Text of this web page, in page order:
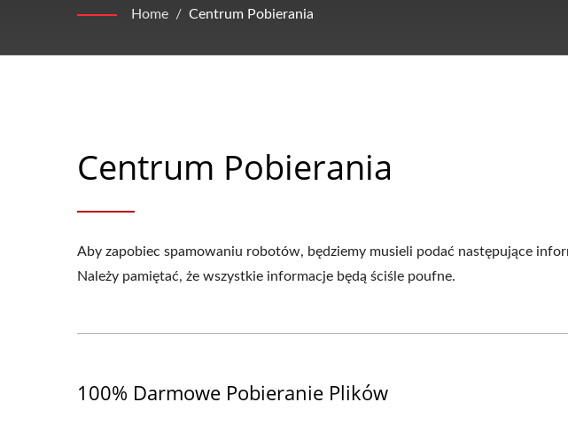
Home / Centrum Pobierania
Centrum Pobierania
Aby zapobiec spamowaniu robotów, będziemy musieli podać następujące
Należy pamiętać, że wszystkie informacje będą ściśle poufne.
100% Darmowe Pobieranie Plików